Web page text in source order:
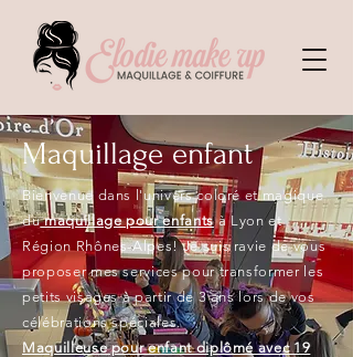
Maquillage enfant
Bienvenue dans l'univers coloré et magique
dumaquillage pour enfantsà Lyon et
Région Rhônes-Alpes! Je suis ravie de vous
proposer mes services pour transformer les
petits visages à partir de 3 ans lors de vos
célébrations spéciales.
Maquilleuse pour enfant diplômé avec 19